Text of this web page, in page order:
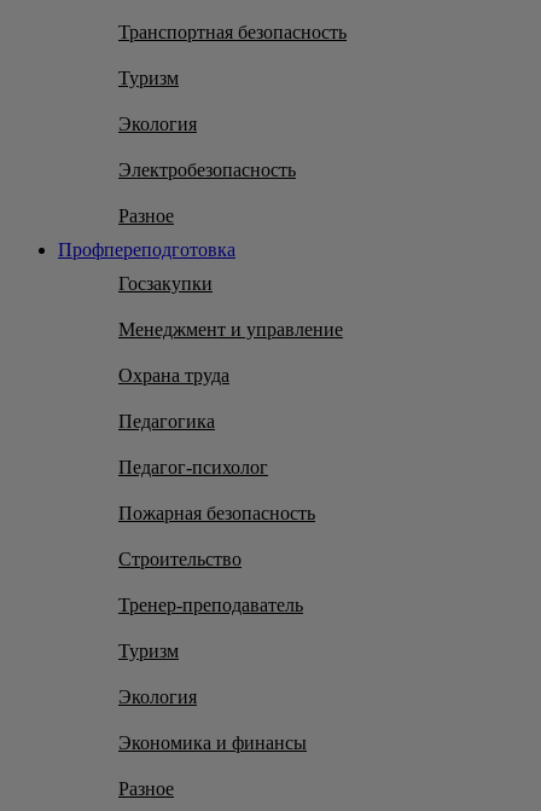
Транспортная безопасность
Туризм
Экология
Электробезопасность
Разное
Профпереподготовка
Госзакупки
Менеджмент и управление
Охрана труда
Педагогика
Педагог-психолог
Пожарная безопасность
Строительство
Тренер-преподаватель
Туризм
Экология
Экономика и финансы
Разное